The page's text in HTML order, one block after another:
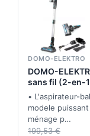
DOMO-ELEKTRO
DOMO-
sans fil (2-en-
• L'aspirateur-
modele
ménage p…
199,53 €